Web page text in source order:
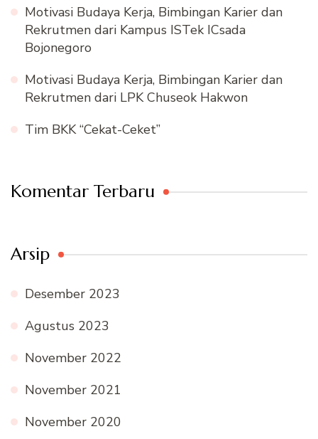
Motivasi Budaya Kerja, Bimbingan Karier dan
Rekrutmen dari Kampus ISTek ICsada
Bojonegoro
Motivasi Budaya Kerja, Bimbingan Karier dan
Rekrutmen dari LPK Chuseok Hakwon
Tim BKK “Cekat-Ceket”
Komentar Terbaru
Arsip
Desember 2023
Agustus 2023
November 2022
November 2021
November 2020